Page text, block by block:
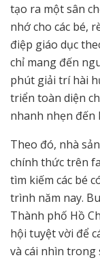
tạo ra một sân
nhớ cho các bé,
điệp giáo dục
chỉ mang đến
phút giải trí hài
triển toàn diện
nhanh nhẹn đến
Theo đó, nhà
chính thức trên
tìm kiếm các bé
trình năm nay.
Thành phố Hồ
hội tuyệt vời để
và cái nhìn trong